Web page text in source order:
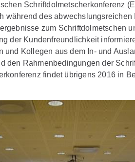
Schriftdolmetscherkonferenz
während des
zum Schriftdolmetschen
der Kundenfreundlichkeit
und Kollegen aus dem In- und
den Rahmenbedingungen der
findet übrigens 2016 in